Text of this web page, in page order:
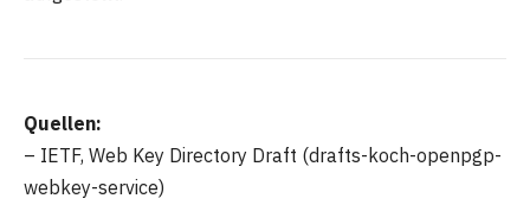
Quellen:
– IETF, Web Key Directory Draft (drafts-koch-openpgp-
webkey-service)